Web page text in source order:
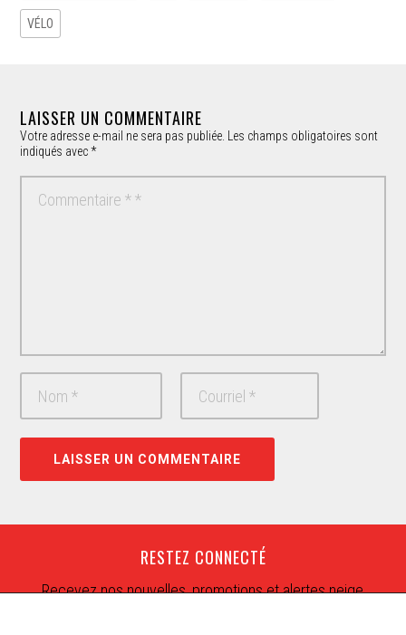
VÉLO
LAISSER UN COMMENTAIRE
Votre adresse e-mail ne sera pas publiée.
Les champs obligatoires sont
indiqués avec*
RESTEZ CONNECTÉ
Recevez nos nouvelles, promotions et alertes neige